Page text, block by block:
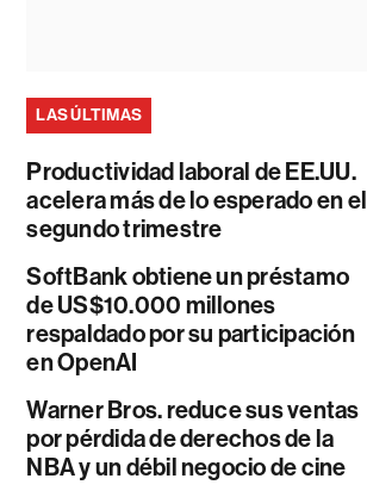
LAS ÚLTIMAS
Productividad laboral de EE.UU.
acelera más de lo esperado en el
segundo trimestre
SoftBank obtiene un préstamo
de US$10.000 millones
respaldado por su participación
en OpenAI
Warner Bros. reduce sus ventas
por pérdida de derechos de la
NBA y un débil negocio de cine